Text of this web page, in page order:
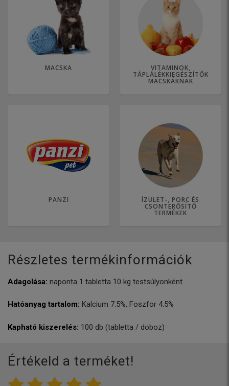
MACSKA VITAMINOK,
TÁPLÁLÉKKIEGÉSZÍTŐK
MACSKÁKNAK
PANZI ÍZÜLET-, PORC ÉS
CSONTERŐSÍTŐ
TERMÉKEK
Részletes termékinformációk
Adagolása: naponta 1 tabletta 10 kg testsúlyonként
Hatóanyag tartalom: Kalcium 7.5%, Foszfor 4.5%
Kapható kiszerelés: 100 db (tabletta / doboz)
Értékeld a terméket!